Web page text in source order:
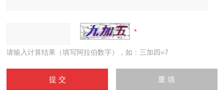
请输入计算结果（填写阿拉伯数字），如：三加四=7